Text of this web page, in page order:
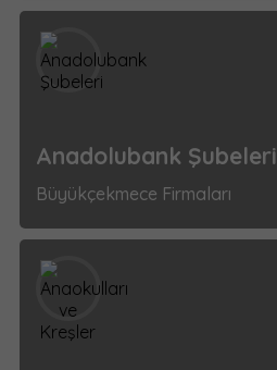
Anadolubank Şubeleri
Büyükçekmece Firmaları